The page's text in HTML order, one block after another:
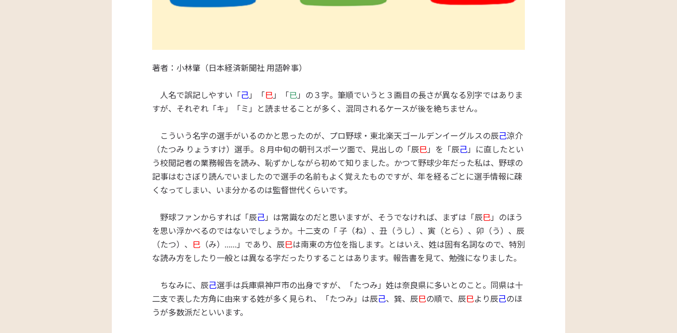
著者：小林肇（日本経済新聞社 用語幹事）
人名で誤記しやすい「己 」「巳 」「已 」の３字。筆順でいうと３画目の長さが異なる別字ではありま
すが、それぞれ「キ」「ミ」と読ませることが多く、混同されるケースが後を絶ちません。
こういう名字の選手がいるのかと思ったのが、プロ野球・東北楽天ゴールデンイーグルスの辰己涼介
（たつみ りょうすけ）選手。８月中旬の朝刊スポーツ面で、見出しの「辰巳 」を「辰己 」に直したとい
う校閲記者の業務報告を読み、恥ずかしながら初めて知りました。かつて野球少年だった私は、野球の
記事はむさぼり読んでいましたので選手の名前もよく覚えたものですが、年を経るごとに選手情報に疎
くなってしまい、いま分かるのは監督世代くらいです。
野球ファンからすれば「辰己 」は常識なのだと思いますが、そうでなければ、まずは「辰巳 」のほう
を思い浮かべるのではないでしょうか。十二支の「 子（ね）、丑（うし）、寅（とら）、卯（う）、辰
（たつ）、
巳 （み）……」であり、辰巳は南東の方位を指します。とはいえ、姓は固有名詞なので、特別
な読み方をしたり一般とは異なる字だったりすることはあります。報告書を見て、勉強になりました。
ちなみに、辰己選手は兵庫県神戸市の出身ですが、「たつみ」姓は奈良県に多いとのこと。同県は十
二支で表した方角に由来する姓が多く見られ、「たつみ」は辰己、巽、辰巳の順で、辰巳より辰己のほ
うが多数派だといいます。